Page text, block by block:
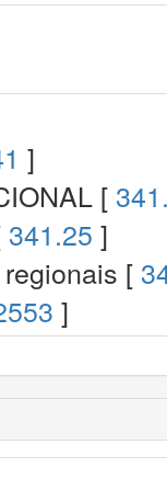
]
[
341.25 ]
[
]